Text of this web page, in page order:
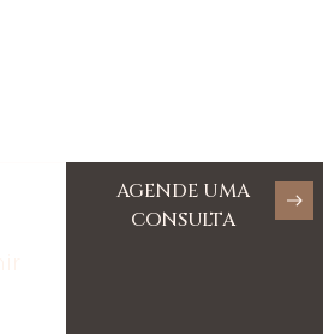
AGENDE UMA
CONSULTA